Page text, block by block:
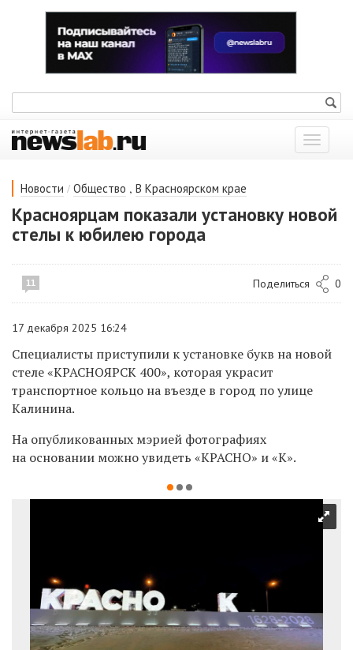
Показать
меню
Новости / Общество , В Красноярском крае
Красноярцам показали установку новой
стелы к юбилею города
11 Поделиться 0
17 декабря 2025 16:24
Специалисты приступили к установке букв на новой
стеле «КРАСНОЯРСК 400», которая украсит
транспортное кольцо на въезде в город по улице
Калинина.
На опубликованных мэрией фотографиях
на основании можно увидеть «КРАСНО» и «К».